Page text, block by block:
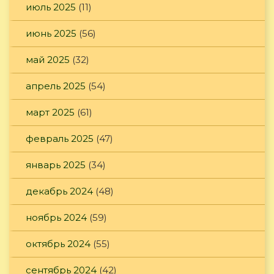
июль 2025 (11)
июнь 2025 (56)
май 2025 (32)
апрель 2025 (54)
март 2025 (61)
февраль 2025 (47)
январь 2025 (34)
декабрь 2024 (48)
ноябрь 2024 (59)
октябрь 2024 (55)
сентябрь 2024 (42)